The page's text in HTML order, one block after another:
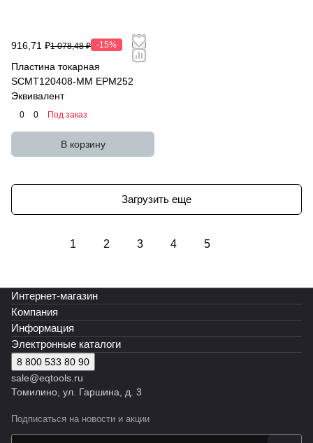
916,71 ₽1 078,48 ₽ -15%
Пластина токарная
SCMT120408-MM EPM252
Эквивалент
0 0 Под заказ
В корзину
Загрузить еще
1 2 3 4 5
Интернет-магазин
Компания
Информация
Электронные каталоги
8 800 533 80 90
sale@eqtools.ru
Томилино, ул. Гаршина, д. 3
Подписаться на новости и акции